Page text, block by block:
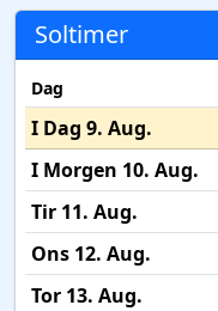
Soltimer
Dag
I Dag 9. Aug.
I Morgen 10. Aug.
Tir 11. Aug.
Ons 12. Aug.
Tor 13. Aug.